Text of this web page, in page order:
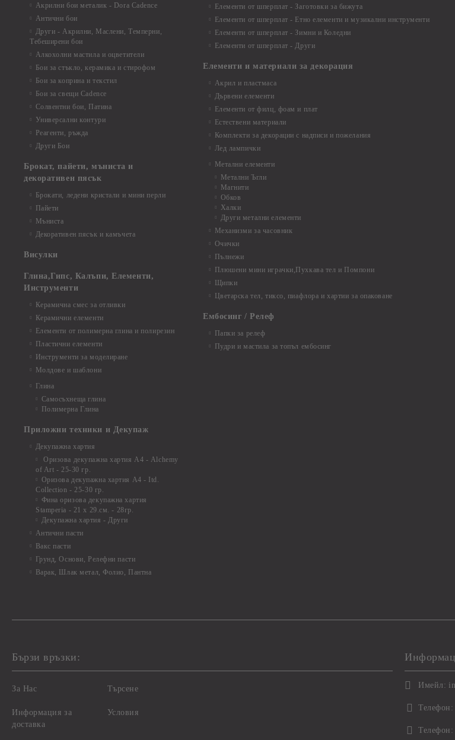
Акрилни бои металик - Dora Cadence
Антични бои
Други - Акрилни, Маслени, Темперни,
Тебеширени бои
Алкохолни мастила и оцветители
Бои за стъкло, керамика и стирофом
Бои за коприна и текстил
Бои за свещи Cadence
Солвентни бои, Патина
Универсални контури
Реагенти, ръжда
Други Бои
Брокат, пайети, мъниста и
декоративен пясък
Брокати, ледени кристали и мини перли
Пайети
Мъниста
Декоративен пясък и камъчета
Висулки
Глина,Гипс, Калъпи, Елементи,
Инструменти
Керамична смес за отливки
Керамични елементи
Елементи от полимерна глина и полирезин
Пластични елементи
Инструменти за моделиране
Молдове и шаблони
Глина
Самосъхнеща глина
Полимерна Глина
Приложни техники и Декупаж
Декупажна хартия
Оризова декупажна хартия А4 - Alchemy
of Art - 25-30 гр.
Оризова декупажна хартия А4 - Itd.
Collection - 25-30 гр.
Фина оризова декупажна хартия
Stamperia - 21 х 29.см. - 28гр.
Декупажна хартия - Други
Антични пасти
Вакс пасти
Грунд, Основи, Релефни пасти
Варак, Шлак метал, Фолио, Пантна
Елементи от шперплат - Заготовки за бижута
Елементи от шперплат - Етно елементи и музикални инструменти
Елементи от шперплат - Зимни и Коледни
Елементи от шперплат - Други
Елементи и материали за декорация
Акрил и пластмаса
Дървени елементи
Елементи от филц, фоам и плат
Естествени материали
Комплекти за декорации с надписи и пожелания
Лед лампички
Метални елементи
Метални Ъгли
Магнити
Обков
Халки
Други метални елементи
Механизми за часовник
Очички
Пълнежи
Плюшени мини играчки,Пухкава тел и Помпони
Щипки
Цветарска тел, тиксо, пиафлора и хартии за опаковане
Ембосинг / Релеф
Папки за релеф
Пудри и мастила за топъл ембосинг
Бързи връзки:
За Нас
Информация за
доставка
Търсене
Условия
Имейл:
Телефон:
Телефон: